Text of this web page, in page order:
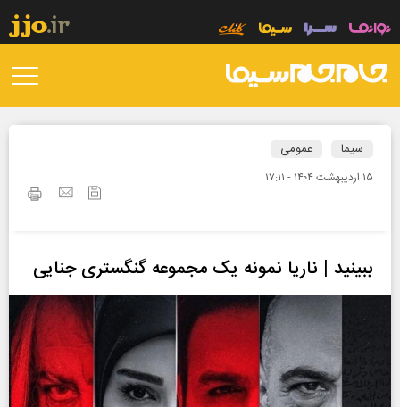
سیما عمومی
۱۵ ارديبهشت ۱۴۰۴ - ۱۷:۱۱
ببینید | ناریا نمونه یک مجموعه گنگستری جنایی